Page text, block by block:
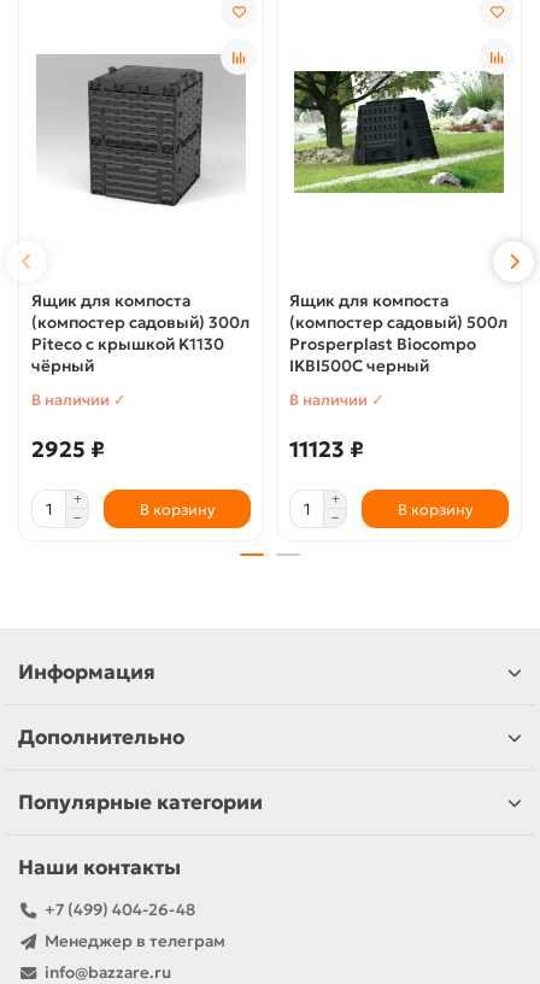
Ящик для компоста
(компостер садовый) 300л
Piteco с крышкой K1130
чёрный
В наличии ✓
2925 ₽
В корзину
Ящик для компоста
(компостер садовый) 500л
Prosperplast Biocompo
IKBI500C черный
В наличии ✓
11123 ₽
В корзину
Информация
Дополнительно
Популярные категории
Наши контакты
+7 (499) 404-26-48
Менеджер в телеграм
info@bazzare.ru